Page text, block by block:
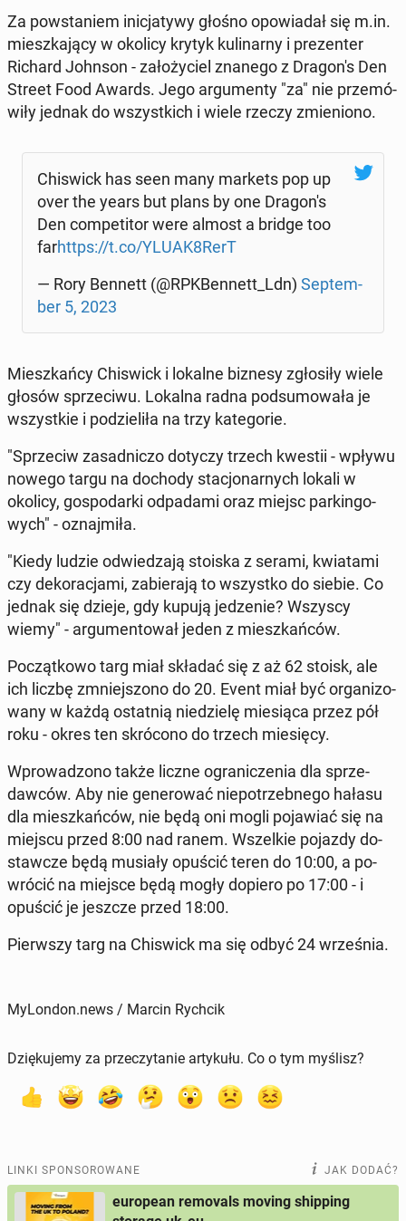
Za po­wsta­niem ini­cja­ty­wy głośno opo­wia­dał się m.in.
miesz­ka­ją­cy w okolicy krytyk ku­li­nar­ny i pre­zen­ter
Richard Johnson - za­ło­ży­ciel znanego z Dra­go­n's Den
Street Food Awards. Jego ar­gu­men­ty "za" nie prze­mó­
wi­ły jednak do wszyst­kich i wiele rzeczy zmie­nio­no.
Chi­swick has seen many markets pop up
over the years but plans by one Dra­go­n's
Den com­pe­ti­tor were almost a bridge too
farhttps://t.co/YLUAK8RerT
— Rory Bennett (@RPK­Ben­nett_Ldn) Sep­tem­
ber 5, 2023
Miesz­kań­cy Chi­swick i lokalne biznesy zgło­si­ły wiele
głosów sprze­ci­wu. Lokalna radna pod­su­mo­wa­ła je
wszyst­kie i po­dzie­li­ła na trzy ka­te­go­rie.
"Sprze­ciw za­sad­ni­czo dotyczy trzech kwestii - wpływu
nowego targu na dochody sta­cjo­nar­nych lokali w
okolicy, go­spo­dar­ki od­pa­da­mi oraz miejsc par­kin­go­
wych" - oznaj­mi­ła.
"Kiedy ludzie od­wie­dza­ją stoiska z serami, kwia­ta­mi
czy de­ko­ra­cja­mi, za­bie­ra­ją to wszyst­ko do siebie. Co
jednak się dzieje, gdy kupują je­dze­nie? Wszyscy
wiemy" - ar­gu­men­to­wał jeden z miesz­kań­ców.
Po­cząt­ko­wo targ miał składać się z aż 62 stoisk, ale
ich liczbę zmniej­szo­no do 20. Event miał być or­ga­ni­zo­
wa­ny w każdą ostat­nią nie­dzie­lę mie­sią­ca przez pół
roku - okres ten skró­co­no do trzech mie­się­cy.
Wpro­wa­dzo­no także liczne ogra­ni­cze­nia dla sprze­
daw­ców. Aby nie ge­ne­ro­wać nie­po­trzeb­ne­go hałasu
dla miesz­kań­ców, nie będą oni mogli po­ja­wiać się na
miejscu przed 8:00 nad ranem. Wszel­kie pojazdy do­
staw­cze będą musiały opuścić teren do 10:00, a po­
wró­cić na miejsce będą mogły dopiero po 17:00 - i
opuścić je jeszcze przed 18:00.
Pierw­szy targ na Chi­swick ma się odbyć 24 wrze­śnia.
MyLondon.news / Marcin Rychcik
Dziękujemy za przeczytanie artykułu. Co o tym myślisz?
LINKI SPONSOROWANE JAK DODAĆ?
european removals moving shipping